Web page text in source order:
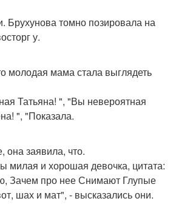
Брухунова томно позировала на
у.
молодая мама стала выглядеть
Татьяна! ", "Вы невероятная
", "Показала.
заявила, что.
милая и хорошая девочка, цитата:
Зачем про нее Снимают Глупые
шах и мат", - высказались они.